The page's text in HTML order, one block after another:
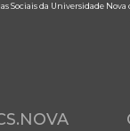
Sociais da Universidade